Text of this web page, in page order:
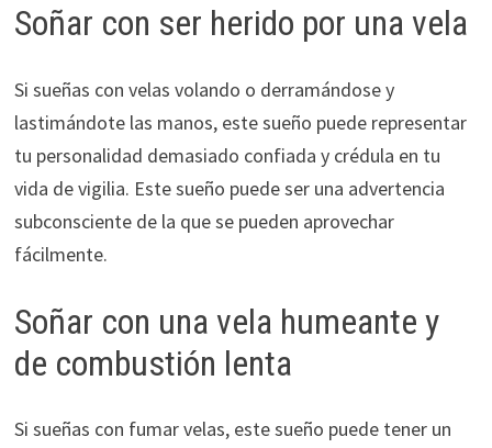
Soñar con ser herido por una vela
Si sueñas con velas volando o derramándose y
lastimándote las manos, este sueño puede representar
tu personalidad demasiado confiada y crédula en tu
vida de vigilia. Este sueño puede ser una advertencia
subconsciente de la que se pueden aprovechar
fácilmente.
Soñar con una vela humeante y
de combustión lenta
Si sueñas con fumar velas, este sueño puede tener un